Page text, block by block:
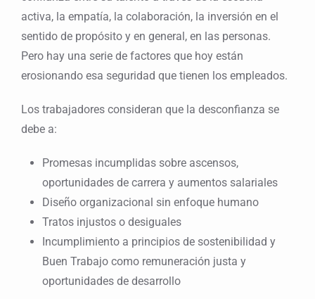
activa, la empatía, la colaboración, la inversión en el
sentido de propósito y en general, en las personas.
Pero hay una serie de factores que hoy están
erosionando esa seguridad que tienen los empleados.
Los trabajadores consideran que la desconfianza se
debe a:
Promesas incumplidas sobre ascensos,
oportunidades de carrera y aumentos salariales
Diseño organizacional sin enfoque humano
Tratos injustos o desiguales
Incumplimiento a principios de sostenibilidad y
Buen Trabajo como remuneración justa y
oportunidades de desarrollo